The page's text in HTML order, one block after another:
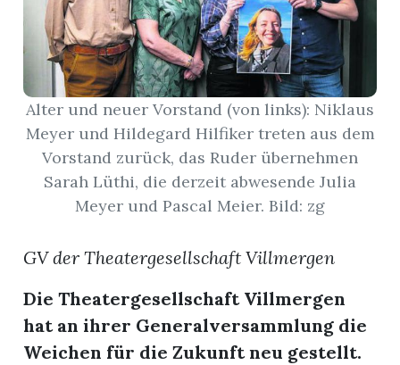
App
Alter und neuer Vorstand (von links): Niklaus
Meyer und Hildegard Hilfiker treten aus dem
Vorstand zurück, das Ruder übernehmen
Sarah Lüthi, die derzeit abwesende Julia
Meyer und Pascal Meier. Bild: zg
GV der Theatergesellschaft Villmergen
Die Theatergesellschaft Villmergen
hat an ihrer Generalversammlung die
Weichen für die Zukunft neu gestellt.